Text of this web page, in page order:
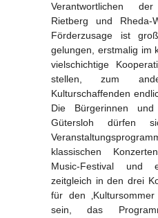
Verantwortlichen
Rietberg und Rheda-
Förderzusage ist
gelungen, erstmalig im
vielschichtige
stellen, zum
Kulturschaffenden
Die Bürgerinnen
Gütersloh dürfen
klassischen
Music-Festival und
zeitgleich in den drei
für den
sein, das